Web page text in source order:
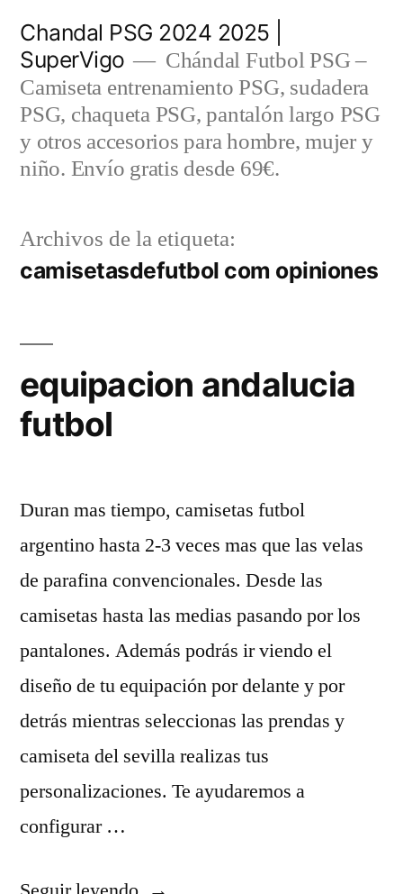
contenido
Chandal PSG 2024 2025 |
SuperVigo
Chándal Futbol PSG –
Camiseta entrenamiento PSG, sudadera
PSG, chaqueta PSG, pantalón largo PSG
y otros accesorios para hombre, mujer y
niño. Envío gratis desde 69€.
Archivos de la etiqueta:
camisetasdefutbol com opiniones
equipacion andalucia
futbol
Duran mas tiempo, camisetas futbol
argentino hasta 2-3 veces mas que las velas
de parafina convencionales. Desde las
camisetas hasta las medias pasando por los
pantalones. Además podrás ir viendo el
diseño de tu equipación por delante y por
detrás mientras seleccionas las prendas y
camiseta del sevilla realizas tus
personalizaciones. Te ayudaremos a
configurar …